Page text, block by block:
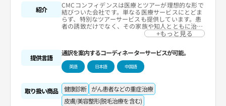
紹介
CMCコンフィデンスは医療とツアーが理想的な形で
結びついた会社です。単なる医療サービスにとどま
らず、特別なツアーサービスも提供しています。患
者の誘致だけでなく、その家族や知人とともに治療
と旅行を同時に体験できる「トッピングツアー」を
提供します。次回の訪問が治療ではなく、楽しい旅
南)での特化したサービスを通じてお客様に新しい
経験を提供します。
+もっと見る
提供言語
通訳を案内するコーディネーターサービスが可能。
英語 日本語 中国語
取り扱い商品 健康診断 がん患者などの重症治療
皮膚/美容整形(脱毛治療を含む)